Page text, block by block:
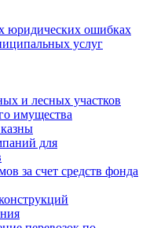
юридических ошибках
услуг
и лесных участков
имущества
для
за счет средств фонда